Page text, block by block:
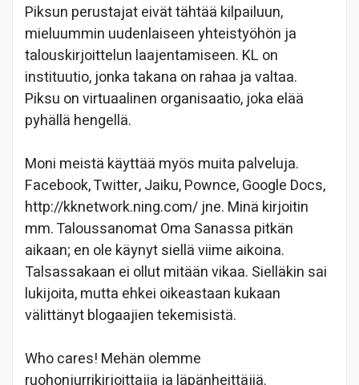
Piksun perustajat eivät tähtää kilpailuun,
mieluummin uudenlaiseen yhteistyöhön ja
talouskirjoittelun laajentamiseen. KL on
instituutio, jonka takana on rahaa ja valtaa.
Piksu on virtuaalinen organisaatio, joka elää
pyhällä hengellä.
Moni meistä käyttää myös muita palveluja.
Facebook, Twitter, Jaiku, Pownce, Google Docs,
http://kknetwork.ning.com/ jne. Minä kirjoitin
mm. Taloussanomat Oma Sanassa pitkän
aikaan; en ole käynyt siellä viime aikoina.
Talsassakaan ei ollut mitään vikaa. Sielläkin sai
lukijoita, mutta ehkei oikeastaan kukaan
välittänyt blogaajien tekemisistä.
Who cares! Mehän olemme
ruohonjurrikirjoittajia ja läpänheittäjiä.